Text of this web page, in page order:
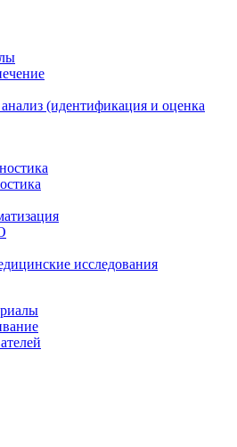
(идентификация и оценка
исследования